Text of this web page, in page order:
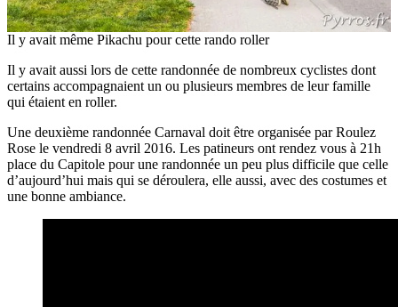
Il y avait même Pikachu pour cette rando roller
Il y avait aussi lors de cette randonnée de nombreux cyclistes dont
certains accompagnaient un ou plusieurs membres de leur famille
qui étaient en roller.
Une deuxième randonnée Carnaval doit être organisée par Roulez
Rose le vendredi 8 avril 2016. Les patineurs ont rendez vous à 21h
place du Capitole pour une randonnée un peu plus difficile que celle
d’aujourd’hui mais qui se déroulera, elle aussi, avec des costumes et
une bonne ambiance.